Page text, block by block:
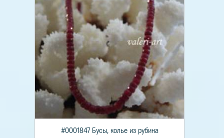
#0001847 Бусы, колье из рубина